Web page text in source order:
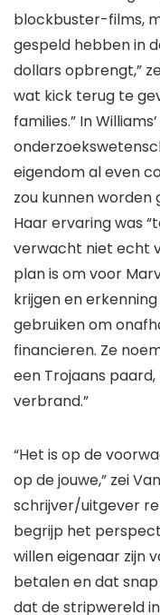
blockbuster-films,
gespeld hebben in
dollars opbrengt,”
wat kick terug te
families.” In
eigendom al even
zou kunnen worden
Haar ervaring was
verwacht niet echt
plan is om voor
krijgen en
gebruiken om
financieren. Ze
een Trojaans
verbrand.”
“Het is op de
op de jouwe,” zei
schrijver/uitgever
begrijp het
willen eigenaar zijn
betalen en dat
dat de stripwereld in